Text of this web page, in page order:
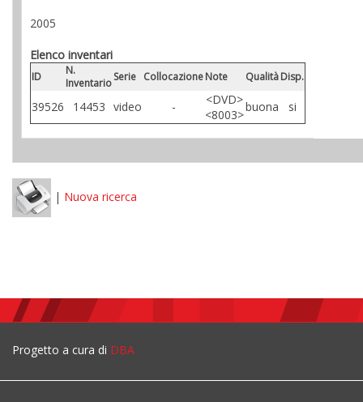
2005
Elenco inventari
ID
N.
InventarioSerie CollocazioneNote QualitàDisp.
39526 14453 video -
<DVD>
<8003>
buona si
| Nuova ricerca
Progetto a cura di DBA